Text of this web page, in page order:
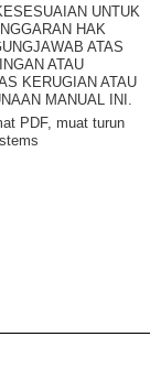
UNTUK
HAK
ATAS
ATAU
KERUGIAN ATAU
MANUAL INI.
PDF, muat turun